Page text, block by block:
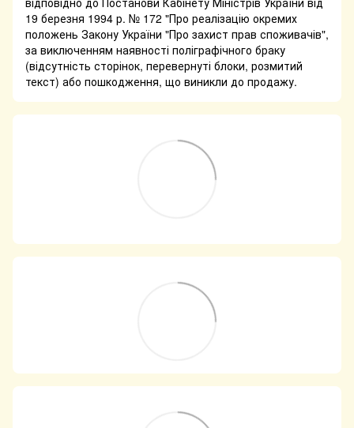
19 березня 1994 р. № 172 "Про реалізацію окремих
положень Закону України "Про захист прав споживачів",
за виключенням наявності поліграфічного браку
(відсутність сторінок, перевернуті блоки, розмитий
текст) або пошкодження, що виникли до продажу.